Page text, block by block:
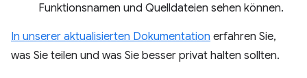
Funktionsnamen und Quelldateien sehen können.
In unserer aktualisierten Dokumentation erfahren Sie,
was Sie teilen und was Sie besser privat halten sollten.